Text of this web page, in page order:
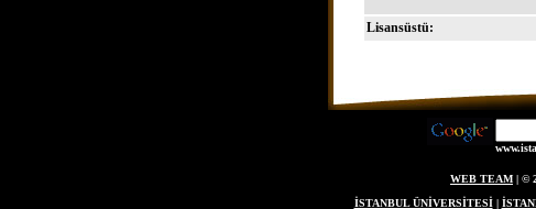
Lisansüstü:
WEB TEAM | ©
İSTANBUL ÜNİVERSİTESİ|